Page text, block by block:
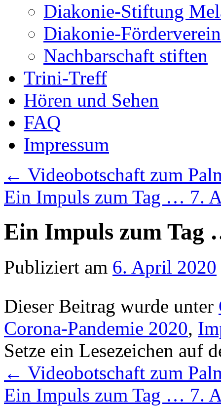
Diakonie-Stiftung
Diakonie-
Nachbarschaft stiften
Trini-Treff
Hören und Sehen
FAQ
Impressum
← Videobotschaft zum
Ein Impuls zum Tag … 7.
Ein Impuls zum Tag
Publiziert am 6. April 2020
Dieser Beitrag wurde unter
Corona-Pandemie 2020,
Setze ein Lesezeichen auf
← Videobotschaft zum
Ein Impuls zum Tag … 7.